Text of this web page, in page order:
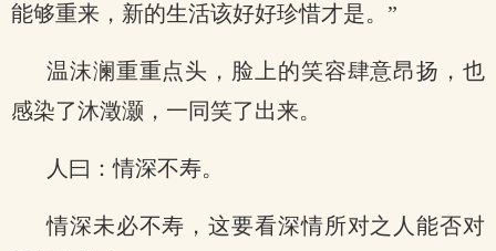
能够重来，新的生活该好好珍惜才是。”
温沫澜重重点头，脸上的笑容肆意昂扬，也
感染了沐澂灏，一同笑了出来。
人曰：情深不寿。
情深未必不寿，这要看深情所对之人能否对